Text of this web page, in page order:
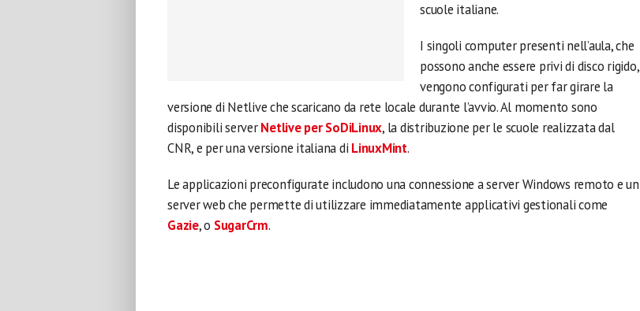
scuole italiane.
I singoli computer presenti nell’aula, che
possono anche essere privi di disco rigido,
vengono configurati per far girare la
versione di Netlive che scaricano da rete locale durante l’avvio. Al momento sono
disponibili serverNetlive per SoDiLinux, la distribuzione per le scuole realizzata dal
CNR, e per una versione italiana di LinuxMint.
Le applicazioni preconfigurate includono una connessione a server Windows remoto e un
server web che permette di utilizzare immediatamente applicativi gestionali come
Gazie, o SugarCrm.